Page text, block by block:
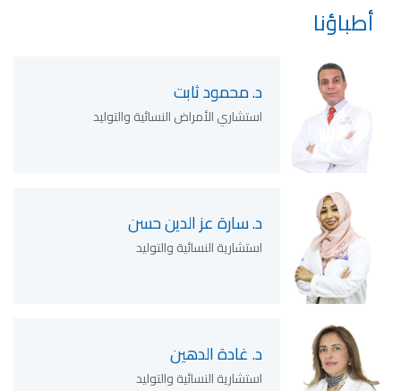
أطباؤنا
د. محمود ثابت
استشاري الأمراض النسائية والتوليد
د. سارة عز الدين حسن
استشارية النسائية والتوليد
د. غادة الدهين
استشارية النسائية والتوليد